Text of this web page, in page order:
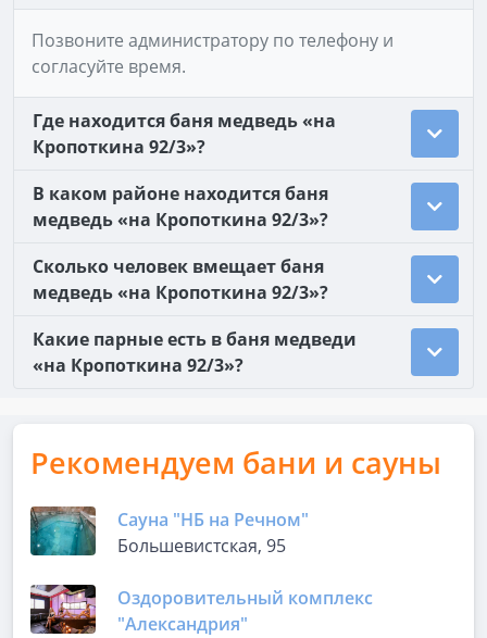
Позвоните администратору по телефону и
согласуйте время.
Где находится баня медведь «на
Кропоткина 92/3»?
В каком районе находится баня
медведь «на Кропоткина 92/3»?
Сколько человек вмещает баня
медведь «на Кропоткина 92/3»?
Какие парные есть в баня медведи
«на Кропоткина 92/3»?
Рекомендуем бани и сауны
Сауна "НБ на Речном"
Большевистская, 95
Оздоровительный комплекс
"Александрия"